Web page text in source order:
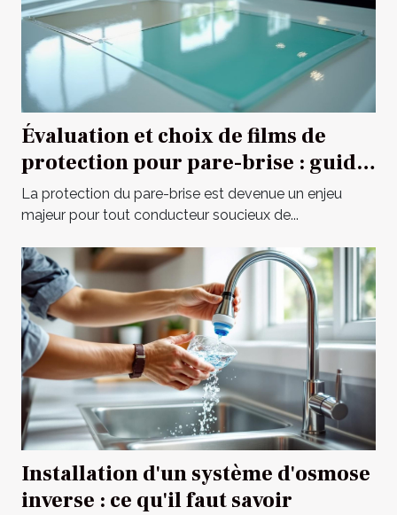
Évaluation et choix de films de
protection pour pare-brise : guide
complet
La protection du pare-brise est devenue un enjeu
majeur pour tout conducteur soucieux de...
Installation d'un système d'osmose
inverse : ce qu'il faut savoir